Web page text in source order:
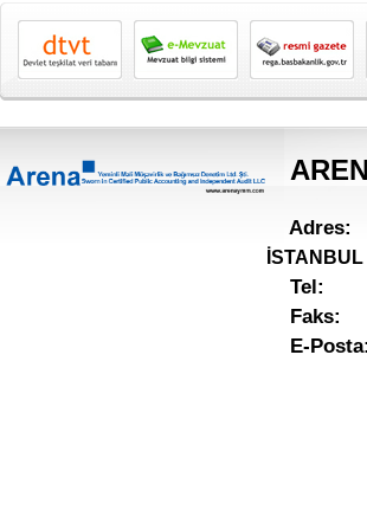
Adres:
İSTANBUL
Tel:
Faks:
E-